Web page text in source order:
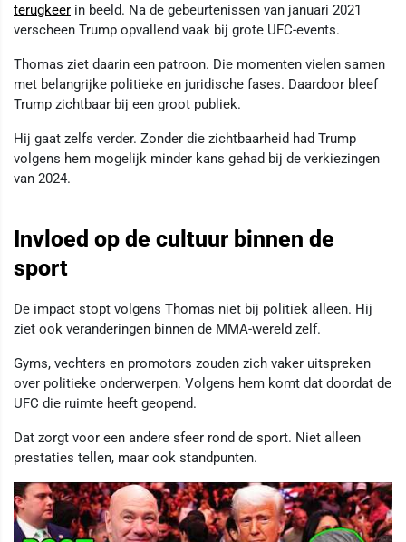
terugkeer in beeld. Na de gebeurtenissen van januari 2021
verscheen Trump opvallend vaak bij grote UFC-events.
Thomas ziet daarin een patroon. Die momenten vielen samen
met belangrijke politieke en juridische fases. Daardoor bleef
Trump zichtbaar bij een groot publiek.
Hij gaat zelfs verder. Zonder die zichtbaarheid had Trump
volgens hem mogelijk minder kans gehad bij de verkiezingen
van 2024.
Invloed op de cultuur binnen de
sport
De impact stopt volgens Thomas niet bij politiek alleen. Hij
ziet ook veranderingen binnen de MMA-wereld zelf.
Gyms, vechters en promotors zouden zich vaker uitspreken
over politieke onderwerpen. Volgens hem komt dat doordat de
UFC die ruimte heeft geopend.
Dat zorgt voor een andere sfeer rond de sport. Niet alleen
prestaties tellen, maar ook standpunten.